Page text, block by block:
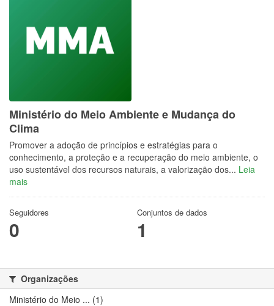
Ministério do Meio Ambiente e Mudança do
Clima
Promover a adoção de princípios e estratégias para o
conhecimento, a proteção e a recuperação do meio ambiente, o
uso sustentável dos recursos naturais, a valorização dos... Leia
mais
Seguidores
0
Conjuntos de dados
1
Organizações
Ministério do Meio ... (1)